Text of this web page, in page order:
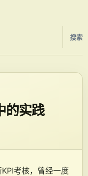
搜索
的实践
考核，曾经一度